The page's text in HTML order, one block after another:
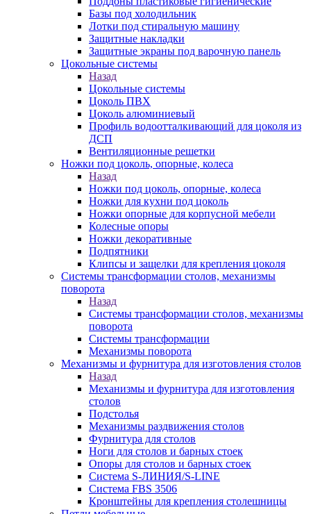
Базы под холодильник
Лотки под стиральную машину
Защитные накладки
Защитные экраны под варочную панель
Цокольные системы
Назад
Цокольные системы
Цоколь ПВХ
Цоколь алюминиевый
Профиль водоотталкивающий для цоколя из
ДСП
Вентиляционные решетки
Ножки под цоколь, опорные, колеса
Назад
Ножки под цоколь, опорные, колеса
Ножки для кухни под цоколь
Ножки опорные для корпусной мебели
Колесные опоры
Ножки декоративные
Подпятники
Клипсы и защелки для крепления цоколя
Системы трансформации столов, механизмы
поворота
Назад
Системы трансформации столов, механизмы
поворота
Системы трансформации
Механизмы поворота
Механизмы и фурнитура для изготовления столов
Назад
Механизмы и фурнитура для изготовления
столов
Подстолья
Механизмы раздвижения столов
Фурнитура для столов
Ноги для столов и барных стоек
Опоры для столов и барных стоек
Система S-ЛИНИЯ/S-LINE
Система FBS 3506
Кронштейны для крепления столешницы